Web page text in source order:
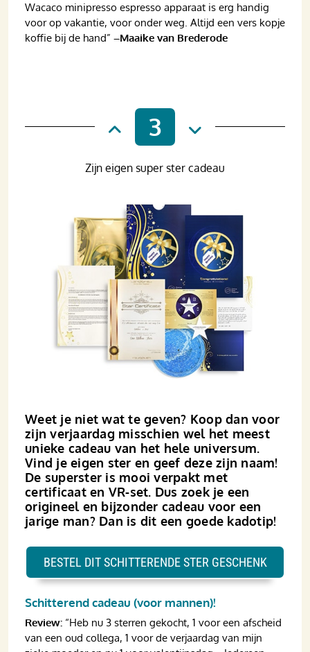
Wacaco minipresso espresso apparaat is erg handig
voor op vakantie, voor onder weg. Altijd een vers kopje
koffie bij de hand” –Maaike van Brederode
3
Weet je niet wat te geven? Koop dan voor
zijn verjaardag misschien wel het meest
unieke cadeau van het hele universum.
Vind je eigen ster en geef deze zijn naam!
De superster is mooi verpakt met
certificaat en VR-set. Dus zoek je een
origineel en bijzonder cadeau voor een
jarige man? Dan is dit een goede kadotip!
Zijn eigen super ster cadeau
Schitterend cadeau (voor mannen)!
Review: “Heb nu 3 sterren gekocht, 1 voor een afscheid
van een oud collega, 1 voor de verjaardag van mijn
BESTEL DIT SCHITTERENDE STER GESCHENK